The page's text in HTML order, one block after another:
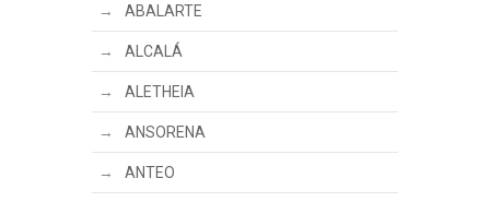
ABALARTE
ALCALÁ
ALETHEIA
ANSORENA
ANTEO